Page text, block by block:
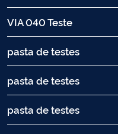
VIA 040 Teste
pasta de testes
pasta de testes
pasta de testes